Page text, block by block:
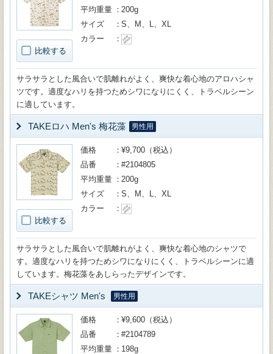
比較する
平均重量
200g
サイズ
S、M、L、XL
カラー
サラサラとした風合いで肌離れがよく、爽快な着心地のアロハシャ
ツです。適度なハリを持つためシワになりにくく、トラベルシーン
に適しています。
TAKEロハ Men's 梅花藻 男性用
比較する
価格
¥9,700（税込）
品番
#2104805
平均重量
200g
サイズ
S、M、L、XL
カラー
サラサラとした風合いで肌離れがよく、爽快な着心地のシャツで
す。適度なハリを持つためシワになりにくく、トラベルシーンに適
しています。梅花藻をあしらったデザインです。
TAKEシャツ Men's 男性用
価格
¥9,600（税込）
品番
#2104789
平均重量
198g